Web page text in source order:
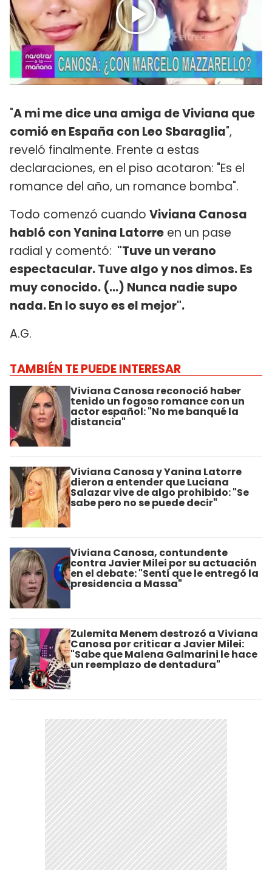
"A mi me dice una amiga de Viviana que
comió en España con Leo Sbaraglia",
reveló finalmente. Frente a estas
declaraciones, en el piso acotaron: "Es el
romance del año, un romance bomba".
Todo comenzó cuando Viviana Canosa
habló con Yanina Latorre en un pase
radial y comentó: "Tuve un verano
espectacular. Tuve algo y nos dimos. Es
muy conocido. (...) Nunca nadie supo
nada. En lo suyo es el mejor".
A.G.
TAMBIÉN TE PUEDE INTERESAR
Viviana Canosa reconoció haber
tenido un fogoso romance con un
actor español: "No me banqué la
distancia"
Viviana Canosa y Yanina Latorre
dieron a entender que Luciana
Salazar vive de algo prohibido: "Se
sabe pero no se puede decir"
Viviana Canosa, contundente
contra Javier Milei por su actuación
en el debate: "Sentí que le entregó la
presidencia a Massa"
Zulemita Menem destrozó a Viviana
Canosa por criticar a Javier Milei:
"Sabe que Malena Galmarini le hace
un reemplazo de dentadura"